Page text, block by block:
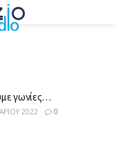
γωνίες…
2022 0